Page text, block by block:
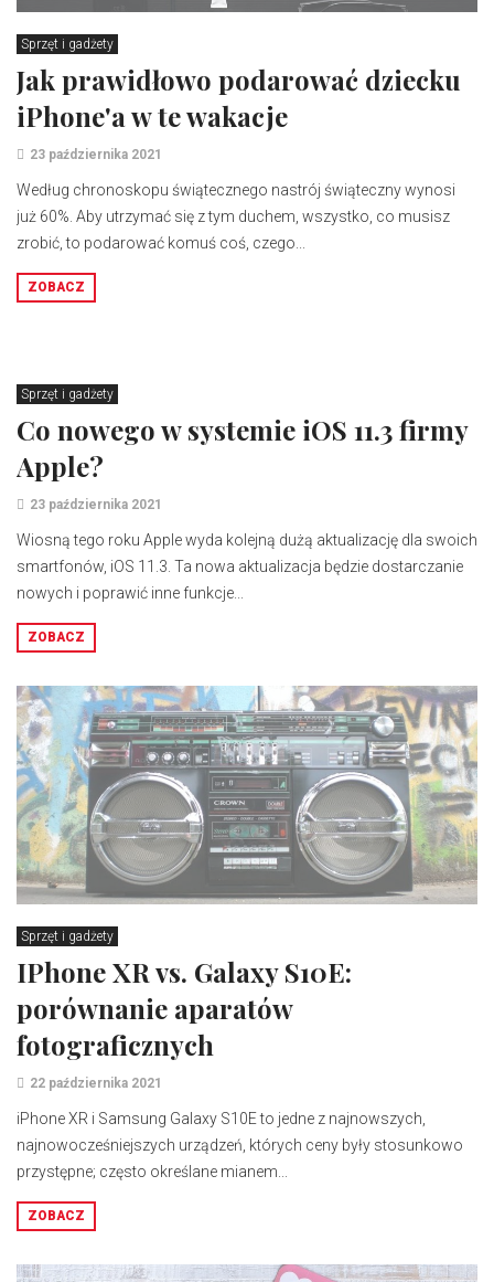
Sprzęt i gadżety
Jak prawidłowo podarować dziecku
iPhone'a w te wakacje
23 października 2021
Według chronoskopu świątecznego nastrój świąteczny wynosi
już 60%. Aby utrzymać się z tym duchem, wszystko, co musisz
zrobić, to podarować komuś coś, czego...
ZOBACZ
Sprzęt i gadżety
Co nowego w systemie iOS 11.3 firmy
Apple?
23 października 2021
Wiosną tego roku Apple wyda kolejną dużą aktualizację dla swoich
smartfonów, iOS 11.3. Ta nowa aktualizacja będzie dostarczanie
nowych i poprawić inne funkcje...
ZOBACZ
Sprzęt i gadżety
IPhone XR vs. Galaxy S10E:
porównanie aparatów
fotograficznych
22 października 2021
iPhone XR i Samsung Galaxy S10E to jedne z najnowszych,
najnowocześniejszych urządzeń, których ceny były stosunkowo
przystępne; często określane mianem...
ZOBACZ